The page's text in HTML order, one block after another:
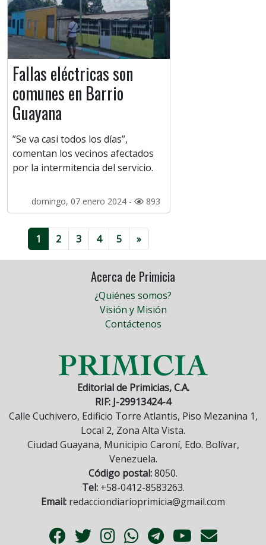
Fallas eléctricas son
comunes en Barrio
Guayana
”Se va casi todos los días”,
comentan los vecinos afectados
por la intermitencia del servicio.
domingo, 07 enero 2024 - 893
1 2 3 4 5 »
Acerca de Primicia
¿Quiénes somos?
Visión y Misión
Contáctenos
Editorial de Primicias, C.A.
RIF: J-29913424-4
Calle Cuchivero, Edificio Torre Atlantis, Piso Mezanina 1,
Local 2, Zona Alta Vista.
Ciudad Guayana, Municipio Caroní, Edo. Bolívar,
Venezuela.
Código postal:8050.
Tel:+58-0412-8583263.
Email: redacciondiarioprimicia@gmail.com